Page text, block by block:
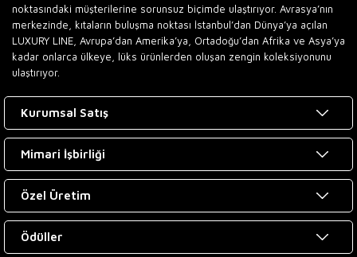
noktasındaki müşterilerine sorunsuz biçimde ulaştırıyor. Avrasya’nın
merkezinde, kıtaların buluşma noktası İstanbul’dan Dünya’ya açılan
LUXURY LINE, Avrupa’dan Amerika’ya, Ortadoğu’dan Afrika ve Asya’ya
kadar onlarca ülkeye, lüks ürünlerden oluşan zengin koleksiyonunu
ulaştırıyor.
Kurumsal Satış
Mimari İşbirliği
Özel Üretim
Ödüller